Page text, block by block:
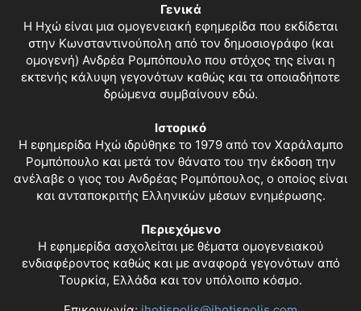
Γενικά
Η Ηχώ είναι μια ομογενειακή εφημερίδα που εκδίδεται
στην Κωνσταντινούπολη από τον δημοσιογράφο (και
ομογενή) Ανδρέα Ρομπόπουλο που στόχος της είναι η
εκτενής κάλυψη γεγονότων καθώς και τα οποιαδήποτε
δρώμενα συμβαίνουν εδώ.
Ιστορικό
Η εφημερίδα Ηχώ ιδρύθηκε το 1979 από τον Χαράλαμπο
Ρομπόπουλο και μετά τον θάνατο του την έκδοση την
ανέλαβε ο γιος του Ανδρέας Ρομπόπουλος, ο οποίος είναι
και ανταποκριτής Ελληνικών μέσων ενημέρωσης.
Περιεχόμενο
Η εφημερίδα ασχολείται με θέματα ομογενειακού
ενδιαφέροντος καθώς και με αναφορά γεγονότων από
Τουρκία, Ελλάδα και τον υπόλοιπο κόσμο.